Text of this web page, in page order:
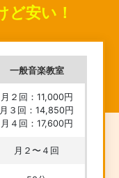
ど安い！
一般音楽教室
月２回：11,000円
月３回：14,850円
月４回：17,600円
月２〜４回